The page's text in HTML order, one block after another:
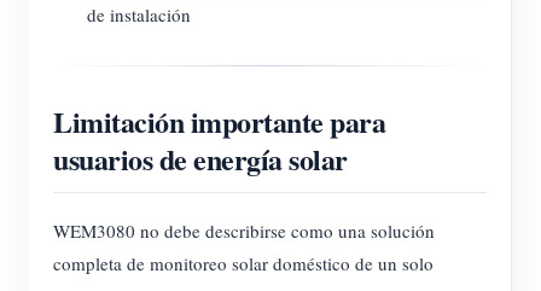
de instalación
Limitación importante para
usuarios de energía solar
WEM3080 no debe describirse como una solución
completa de monitoreo solar doméstico de un solo